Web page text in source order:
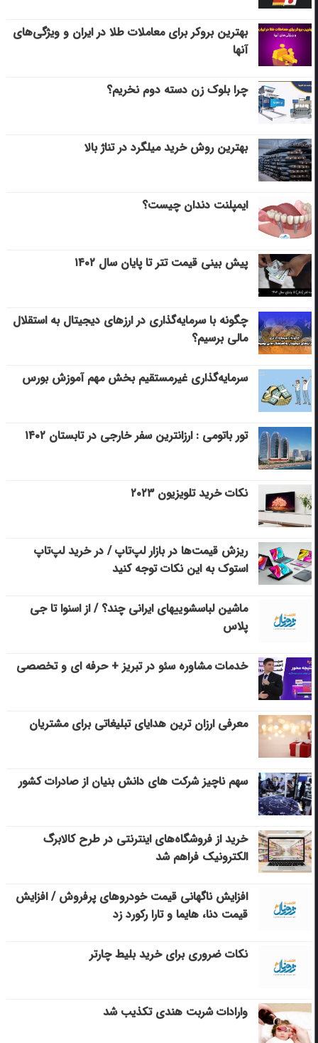
بهترین بروکر برای معاملات طلا در ایران و ویژگی‌های
آنها
چرا بلوک زن دسته دوم نخریم؟
بهترین روش خرید میلگرد در تناژ بالا
ایمپلنت دندان چیست؟
پیش بینی قیمت تتر تا پایان سال ۱۴۰۲
چگونه با سرمایه‌گذاری در ارزهای دیجیتال به استقلال
مالی برسیم؟
سرمایه‌گذاری غیرمستقیم بخش مهم آموزش بورس
تور باتومی : ارزانترین سفر خارجی در تابستان ۱۴۰۲
نکات خرید تلویزیون ۲۰۲۳
ریزش قیمت‌ها در بازار لپ‌تاپ / در خرید لپ‌تاپ
استوک به این نکات توجه کنید
ماشین لباسشویی‎های ایرانی چند؟ / از اسنوا تا جی
پلاس
خدمات مشاوره سئو در تبریز + حرفه ای و تخصصی
معرفی ارزان ترین هدایای تبلیغاتی برای مشتریان
سهم ناچیز شرکت های دانش بنیان از صادرات کشور
خرید از فروشگاه‌های اینترنتی در طرح کالابرگ
الکترونیک فراهم شد
افزایش ناگهانی قیمت خودروهای پرفروش / افزایش
قیمت دنا، هایما و تارا رکورد زد
نکات ضروری برای خرید بلیط چارتر
وارادات شربت هندی تکذیب شد